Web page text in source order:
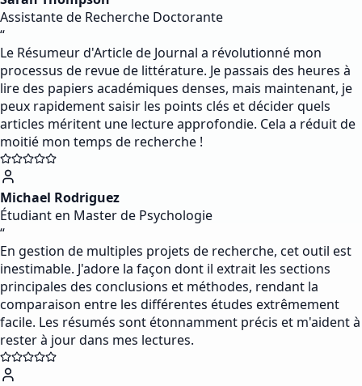
Assistante de Recherche Doctorante
“
Le Résumeur d'Article de Journal a révolutionné mon
processus de revue de littérature. Je passais des heures à
lire des papiers académiques denses, mais maintenant, je
peux rapidement saisir les points clés et décider quels
articles méritent une lecture approfondie. Cela a réduit de
moitié mon temps de recherche !
Michael Rodriguez
Étudiant en Master de Psychologie
“
En gestion de multiples projets de recherche, cet outil est
inestimable. J'adore la façon dont il extrait les sections
principales des conclusions et méthodes, rendant la
comparaison entre les différentes études extrêmement
facile. Les résumés sont étonnamment précis et m'aident à
rester à jour dans mes lectures.